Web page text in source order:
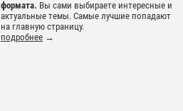
формата. Вы сами выбираете интересные и
актуальные темы. Самые лучшие попадают
на главную страницу.
подробнее →